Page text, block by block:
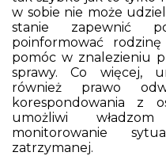
w sobie nie może
stanie zapewnić
poinformować
pomóc w znalezieniu
sprawy. Co więcej,
również prawo
korespondowania z
umożliwi
monitorowanie
zatrzymanej.